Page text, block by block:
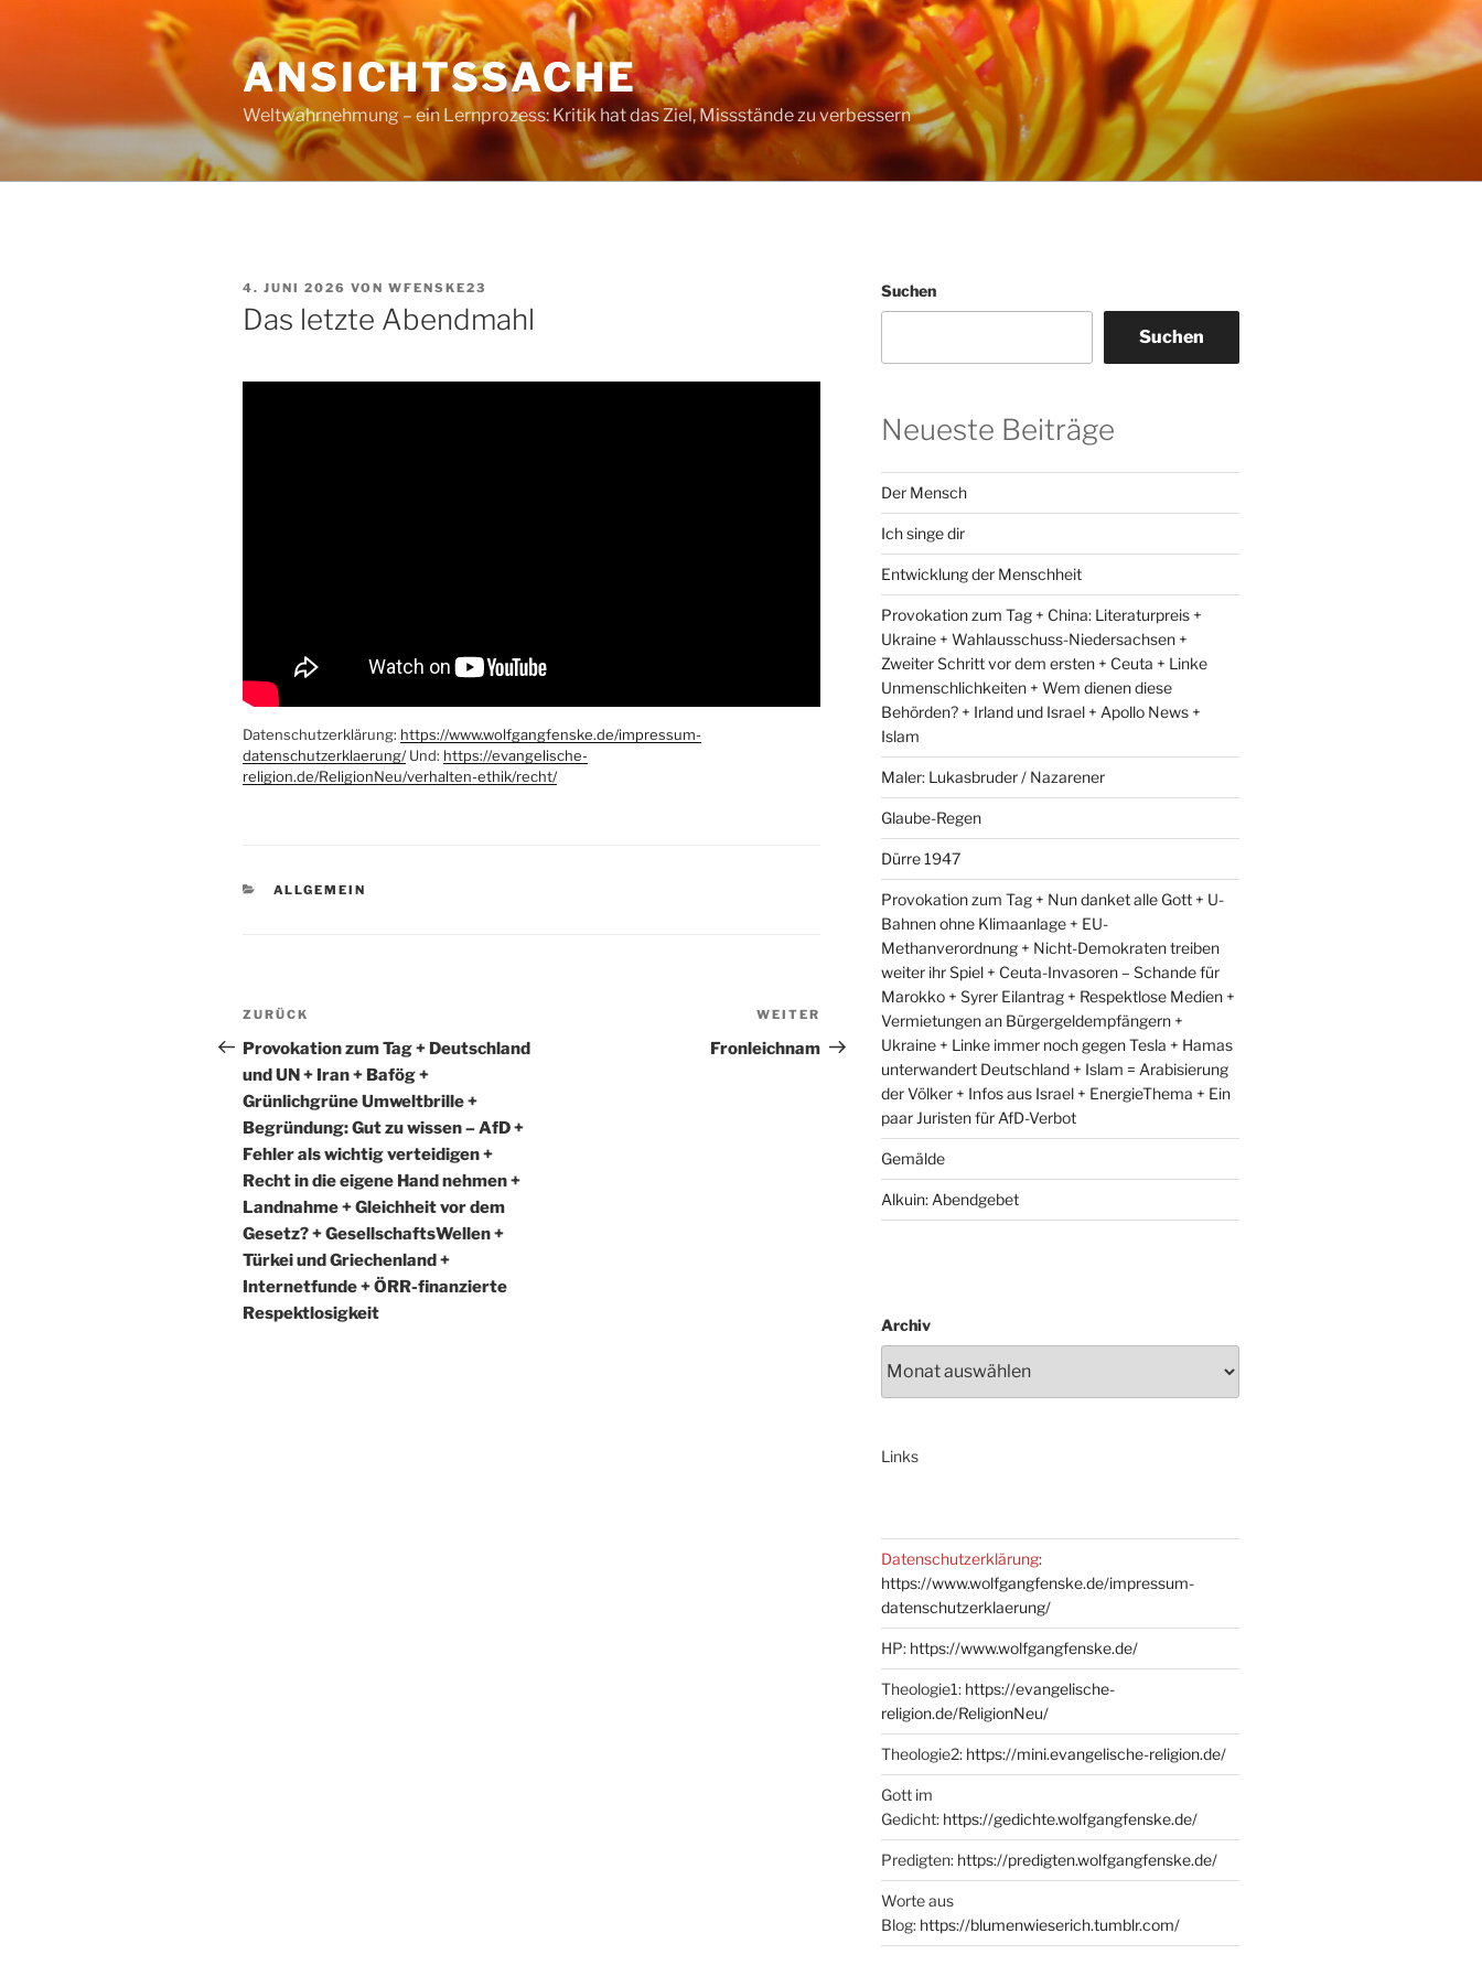
ANSICHTSSACHE
Weltwahrnehmung – ein Lernprozess: Kritik hat das Ziel, Missstände zu verbessern
VERÖFFENTLICHT
AM
4. JUNI 2026 VON WFENSKE23
Das letzte Abendmahl
Datenschutzerklärung: https://www.wolfgangfenske.de/impressum-
datenschutzerklaerung/Und: https://evangelische-
religion.de/ReligionNeu/verhalten-ethik/recht/
KATEGORIEN
ALLGEMEIN
Beitragsnavigation
Vorheriger
Beitrag
ZURÜCK
Provokation zum Tag + Deutschland
und UN + Iran + Bafög +
Grünlichgrüne Umweltbrille +
Begründung: Gut zu wissen – AfD +
Fehler als wichtig verteidigen +
Recht in die eigene Hand nehmen +
Landnahme + Gleichheit vor dem
Gesetz? + GesellschaftsWellen +
Türkei und Griechenland +
Internetfunde + ÖRR-finanzierte
Respektlosigkeit
Nächster
Beitrag
WEITER
Fronleichnam
Suchen
Suchen
Neueste Beiträge
Der Mensch
Ich singe dir
Entwicklung der Menschheit
Provokation zum Tag + China: Literaturpreis +
Ukraine + Wahlausschuss-Niedersachsen +
Zweiter Schritt vor dem ersten + Ceuta + Linke
Unmenschlichkeiten + Wem dienen diese
Behörden? + Irland und Israel + Apollo News +
Islam
Maler: Lukasbruder / Nazarener
Glaube-Regen
Dürre 1947
Provokation zum Tag + Nun danket alle Gott + U-
Bahnen ohne Klimaanlage + EU-
Methanverordnung + Nicht-Demokraten treiben
weiter ihr Spiel + Ceuta-Invasoren – Schande für
Marokko + Syrer Eilantrag + Respektlose Medien +
Vermietungen an Bürgergeldempfängern +
Ukraine + Linke immer noch gegen Tesla + Hamas
unterwandert Deutschland + Islam = Arabisierung
der Völker + Infos aus Israel + EnergieThema + Ein
paar Juristen für AfD-Verbot
Gemälde
Alkuin: Abendgebet
Archiv
Links
Datenschutzerklärung:
https://www.wolfgangfenske.de/impressum-
datenschutzerklaerung/
HP: https://www.wolfgangfenske.de/
Theologie1: https://evangelische-
religion.de/ReligionNeu/
Theologie2: https://mini.evangelische-religion.de/
Gott im
Gedicht: https://gedichte.wolfgangfenske.de/
Predigten: https://predigten.wolfgangfenske.de/
Worte aus
Blog: https://blumenwieserich.tumblr.com/